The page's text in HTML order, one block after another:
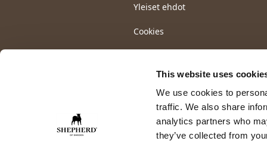
This website uses
We use cookies to
traffic. We also share
analytics partners who
they’ve collected from
Yleiset ehdot
Cookies